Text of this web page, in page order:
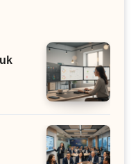
Masa